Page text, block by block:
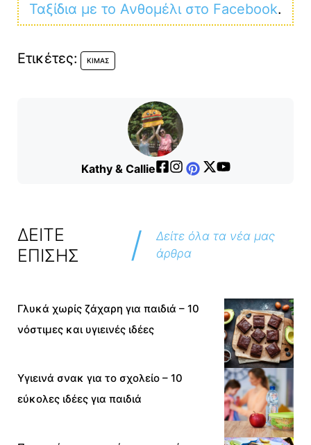
Ταξίδια με το Ανθομέλι στο Facebook.
Ετικέτες: ΚΙΜΆΣ
Kathy & Callie
ΔΕΙΤΕ
ΕΠΙΣΗΣ
/
Δείτε όλα τα νέα μας
άρθρα
Γλυκά χωρίς ζάχαρη για παιδιά – 10
νόστιμες και υγιεινές ιδέες
Υγιεινά σνακ για το σχολείο – 10
εύκολες ιδέες για παιδιά